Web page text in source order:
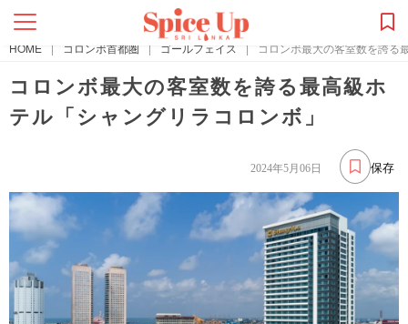
HOME | コロンボ首都圏 | ゴールフェイス | コロンボ最大の客室数を誇る
コロンボ最大の客室数を誇る最高級ホ
テル「シャングリラコロンボ」
保存
2024年5月06日